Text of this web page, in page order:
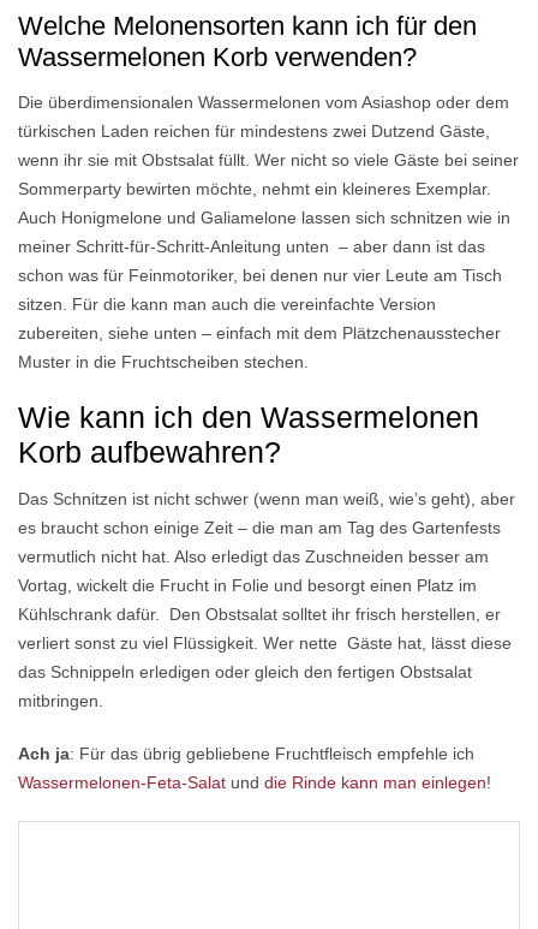
Welche Melonensorten kann ich für den
Wassermelonen Korb verwenden?
Die überdimensionalen Wassermelonen vom Asiashop oder dem
türkischen Laden reichen für mindestens zwei Dutzend Gäste,
wenn ihr sie mit Obstsalat füllt. Wer nicht so viele Gäste bei seiner
Sommerparty bewirten möchte, nehmt ein kleineres Exemplar.
Auch Honigmelone und Galiamelone lassen sich schnitzen wie in
meiner Schritt-für-Schritt-Anleitung unten – aber dann ist das
schon was für Feinmotoriker, bei denen nur vier Leute am Tisch
sitzen. Für die kann man auch die vereinfachte Version
zubereiten, siehe unten – einfach mit dem Plätzchenausstecher
Muster in die Fruchtscheiben stechen.
Wie kann ich den Wassermelonen
Korb aufbewahren?
Das Schnitzen ist nicht schwer (wenn man weiß, wie’s geht), aber
es braucht schon einige Zeit – die man am Tag des Gartenfests
vermutlich nicht hat. Also erledigt das Zuschneiden besser am
Vortag, wickelt die Frucht in Folie und besorgt einen Platz im
Kühlschrank dafür. Den Obstsalat solltet ihr frisch herstellen, er
verliert sonst zu viel Flüssigkeit. Wer nette Gäste hat, lässt diese
das Schnippeln erledigen oder gleich den fertigen Obstsalat
mitbringen.
Ach ja: Für das übrig gebliebene Fruchtfleisch empfehle ich
Wassermelonen-Feta-Salat und die Rinde kann man einlegen!